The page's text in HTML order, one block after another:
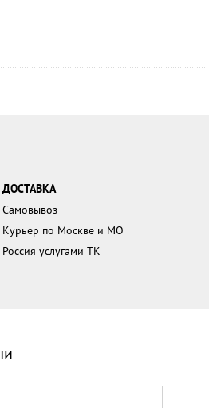
ДОСТАВКА
Самовывоз
Курьер по Москве и МО
Россия услугами ТК